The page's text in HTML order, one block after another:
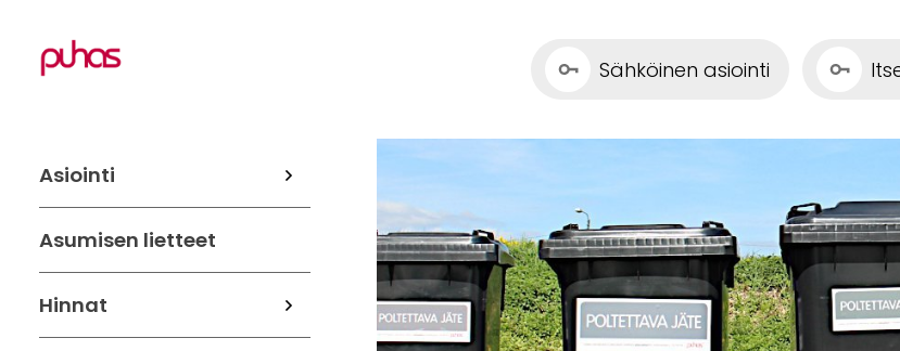
Sähköinen asiointi
Asiointi
Asumisen lietteet
Hinnat